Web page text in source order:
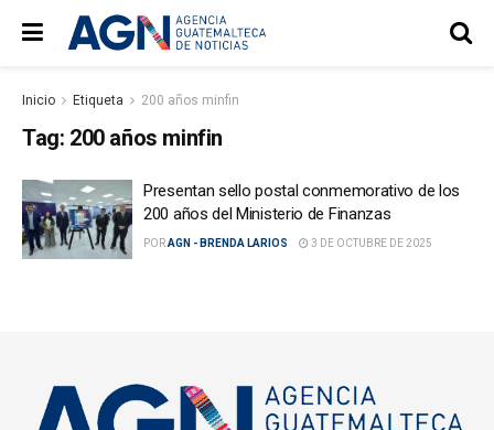
Inicio Etiqueta 200 años minfin
Tag: 200 años minfin
Presentan sello postal conmemorativo de los
200 años del Ministerio de Finanzas
PORAGN - BRENDA LARIOS 3 DE OCTUBRE DE 2025